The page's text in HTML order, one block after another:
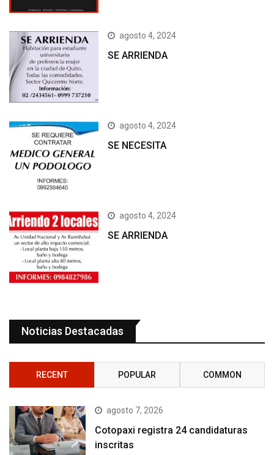
agosto 4, 2024
SE ARRIENDA
agosto 4, 2024
SE NECESITA
agosto 4, 2024
SE ARRIENDA
Noticias Destacadas
RECENT POPULAR COMMON
agosto 7, 2026
Cotopaxi registra 24 candidaturas
inscritas